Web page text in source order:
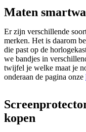
Maten
Er zijn verschillende
merken. Het is daarom
die past op de
we bandjes in
twijfel je welke maat je
onderaan de pagina onze
kopen